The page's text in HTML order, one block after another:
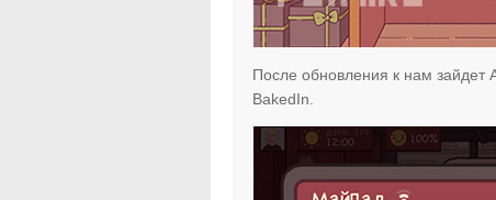
После обновления к нам зайдет
BakedIn.